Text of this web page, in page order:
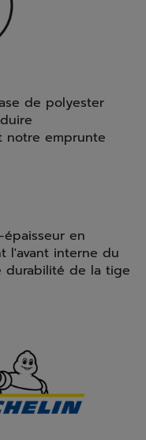
de polyester
notre emprunte
en
l'avant interne du
durabilité de la tige